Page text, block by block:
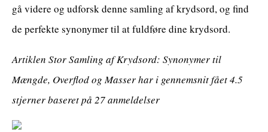
gå videre og udforsk denne samling af krydsord, og find
de perfekte synonymer til at fuldføre dine krydsord.
Artiklen Stor Samling af Krydsord: Synonymer til
Mængde, Overflod og Masser har i gennemsnit fået4.5
stjerner baseret på 27anmeldelser